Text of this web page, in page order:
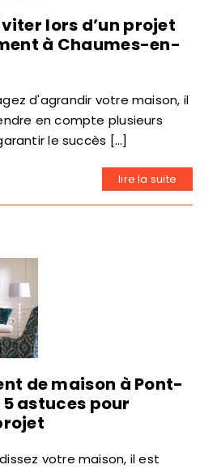
lors d’un projet
à Chaumes-en-
d'agrandir votre maison, il
en compte plusieurs
le succès [...]
lire la suite
de maison à Pont-
astuces pour
votre maison, il est